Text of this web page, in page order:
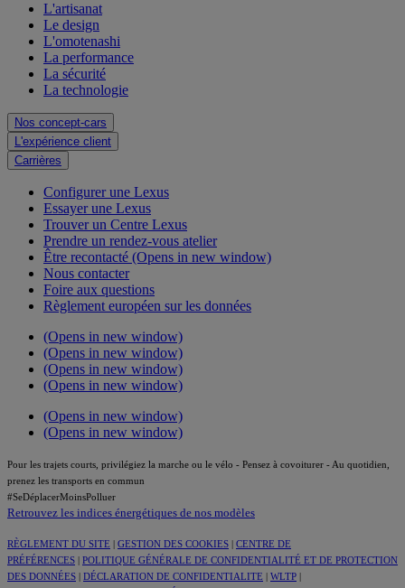
L'artisanat
Le design
L'omotenashi
La performance
La sécurité
La technologie
Nos concept-cars
L'expérience client
Carrières
Configurer une Lexus
Essayer une Lexus
Trouver un Centre Lexus
Prendre un rendez-vous atelier
Être recontacté (Opens in new window)
Nous contacter
Foire aux questions
Règlement européen sur les données
(Opens in new window)
(Opens in new window)
(Opens in new window)
(Opens in new window)
(Opens in new window)
(Opens in new window)
Pour les trajets courts, privilégiez la marche ou le vélo - Pensez à covoiturer - Au quotidien,
prenez les transports en commun
#SeDéplacerMoinsPolluer
Retrouvez les indices énergétiques de nos modèles
RÈGLEMENT DU SITE | GESTION DES COOKIES | CENTRE DE
PRÉFÉRENCES | POLITIQUE GÉNÉRALE DE CONFIDENTIALITÉ ET DE PROTECTION
DES DONNÉES | DÉCLARATION DE CONFIDENTIALITE | WLTP |